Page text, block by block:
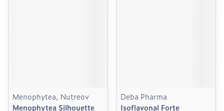
Menophytea, Nutreov
Menophytea Silhouette
Deba Pharma
Isoflavonal Forte